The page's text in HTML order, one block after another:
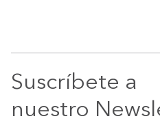
Suscríbete a
nuestro